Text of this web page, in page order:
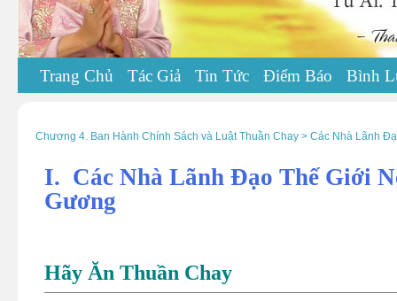
Trang Chủ Tác Giả Tin Tức Điểm Báo Bình
Chương 4. Ban Hành Chính Sách và Luật Thuần Chay > Các Nhà Lãnh
I. Các Nhà Lãnh Đạo Thế Giới
Gương
Hãy Ăn Thuần Chay